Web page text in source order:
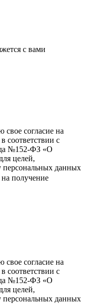
с вами
согласие на
соответствии с
№152-ФЗ «О
целей,
персональных данных
получение
согласие на
соответствии с
№152-ФЗ «О
целей,
персональных данных